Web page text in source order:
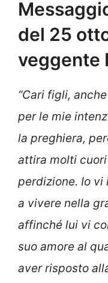
del 25
veggente
“Cari figli,
per le mie
la preghiera,
attira molti
perdizione. Io
a vivere nella
affinché lui vi
suo amore al
aver risposto